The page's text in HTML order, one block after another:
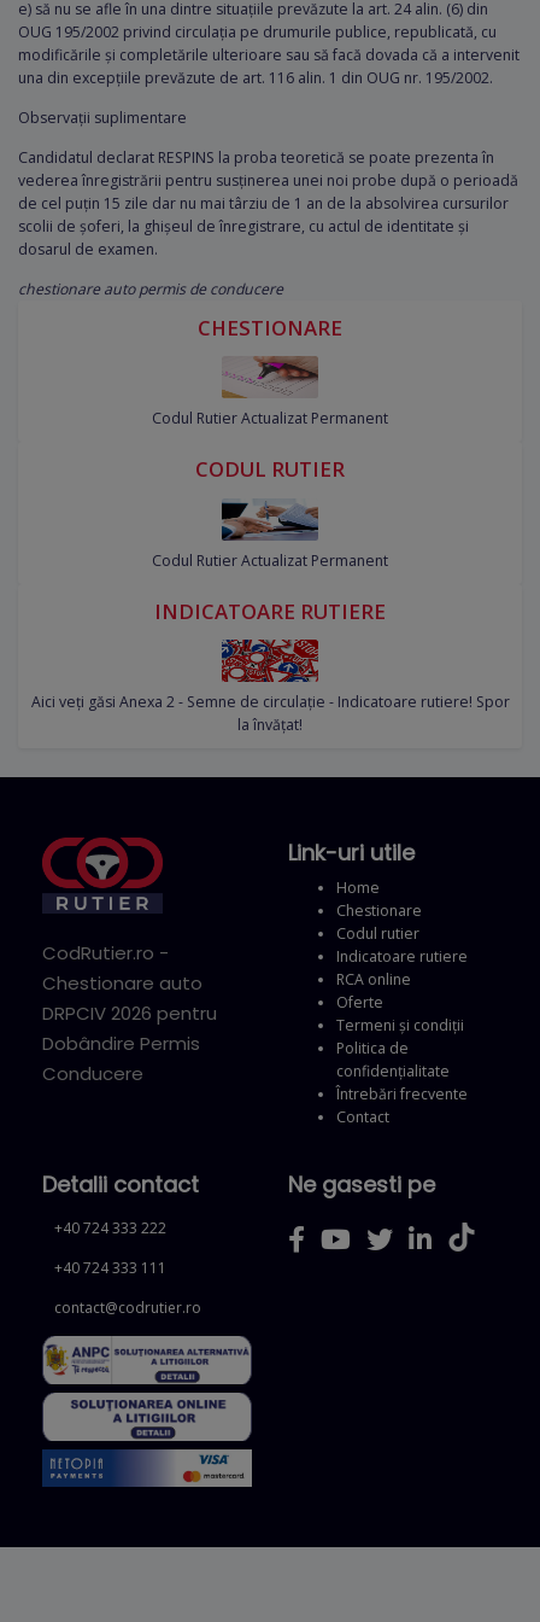
e) să nu se afle în una dintre situațiile prevăzute la art. 24 alin. (6) din
OUG 195/2002 privind circulația pe drumurile publice, republicată, cu
modificările și completările ulterioare sau să facă dovada că a intervenit
una din excepțiile prevăzute de art. 116 alin. 1 din OUG nr. 195/2002.
Observații suplimentare
Candidatul declarat RESPINS la proba teoretică se poate prezenta în
vederea înregistrării pentru susținerea unei noi probe după o perioadă
de cel puțin 15 zile dar nu mai târziu de 1 an de la absolvirea cursurilor
scolii de șoferi, la ghișeul de înregistrare, cu actul de identitate și
dosarul de examen.
chestionare auto permis de conducere
CHESTIONARE
Codul Rutier Actualizat Permanent
CODUL RUTIER
Codul Rutier Actualizat Permanent
INDICATOARE RUTIERE
Aici veți găsi Anexa 2 - Semne de circulație - Indicatoare rutiere! Spor
la învățat!
CodRutier.ro -
Chestionare auto
DRPCIV 2026 pentru
Dobândire Permis
Conducere
Link-uri utile
Home
Chestionare
Codul rutier
Indicatoare rutiere
RCA online
Oferte
Termeni și condiții
Politica de
confidențialitate
Întrebări frecvente
Contact
Detalii contact
+40 724 333 222
+40 724 333 111
contact@codrutier.ro
Ne gasesti pe